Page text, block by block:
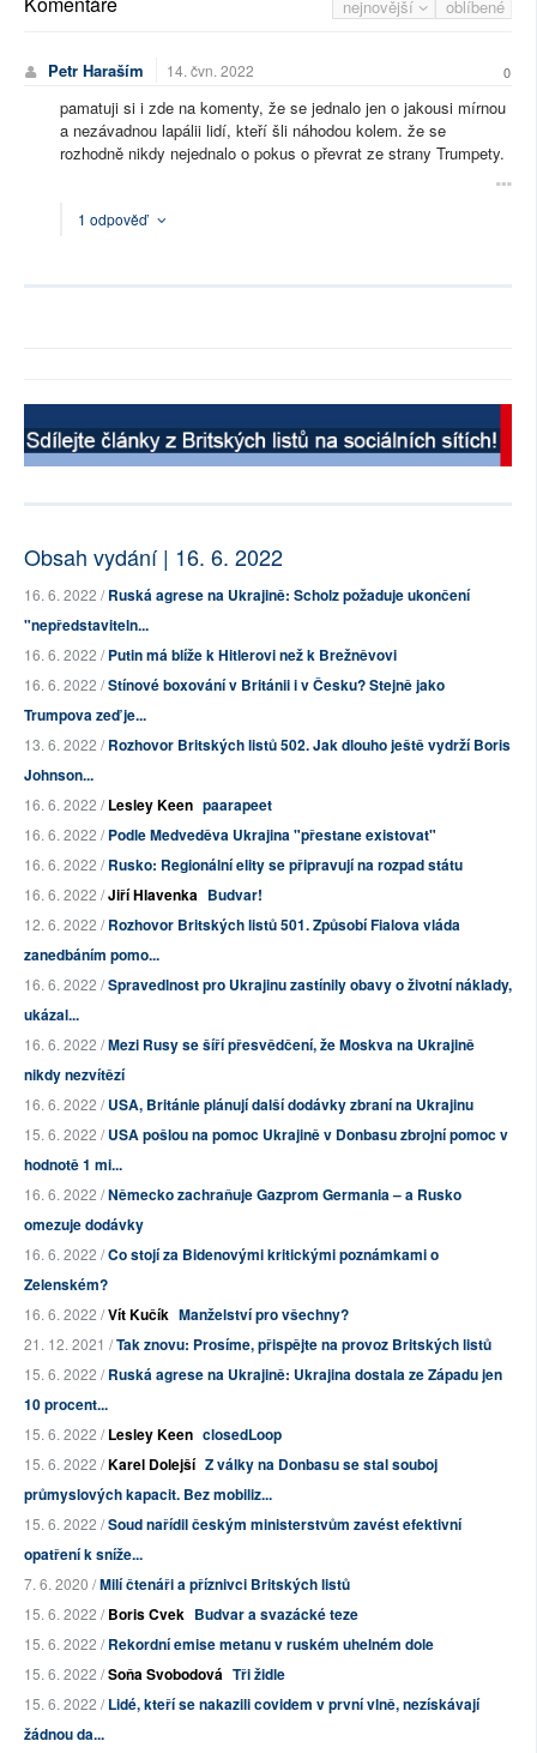
nejnovější oblíbené
Petr Haraším 14. čvn. 2022 0
pamatuji si i zde na komenty, že se jednalo jen o jakousi mírnou
a nezávadnou lapálii lidí, kteří šli náhodou kolem. že se
rozhodně nikdy nejednalo o pokus o převrat ze strany Trumpety.
1 odpověď
Obsah vydání | 16. 6. 2022
16. 6. 2022 /Ruská agrese na Ukrajině: Scholz požaduje ukončení
"nepředstaviteln...
16. 6. 2022 /Putin má blíže k Hitlerovi než k Brežněvovi
16. 6. 2022 /Stínové boxování v Británii i v Česku? Stejně jako
Trumpova zeď je...
13. 6. 2022 /Rozhovor Britských listů 502. Jak dlouho ještě vydrží Boris
Johnson...
16. 6. 2022 /Lesley Keen paarapeet
16. 6. 2022 /Podle Medveděva Ukrajina "přestane existovat"
16. 6. 2022 /Rusko: Regionální elity se připravují na rozpad státu
16. 6. 2022 /Jiří Hlavenka Budvar!
12. 6. 2022 /Rozhovor Britských listů 501. Způsobí Fialova vláda
zanedbáním pomo...
16. 6. 2022 /Spravedlnost pro Ukrajinu zastínily obavy o životní náklady,
ukázal...
16. 6. 2022 /Mezi Rusy se šíří přesvědčení, že Moskva na Ukrajině
nikdy nezvítězí
16. 6. 2022 /USA, Británie plánují další dodávky zbraní na Ukrajinu
15. 6. 2022 /USA pošlou na pomoc Ukrajině v Donbasu zbrojní pomoc v
hodnotě 1 mi...
16. 6. 2022 /Německo zachraňuje Gazprom Germania – a Rusko
omezuje dodávky
16. 6. 2022 /Co stojí za Bidenovými kritickými poznámkami o
Zelenském?
16. 6. 2022 /Vít Kučík Manželství pro všechny?
21. 12. 2021 /Tak znovu: Prosíme, přispějte na provoz Britských listů
15. 6. 2022 /Ruská agrese na Ukrajině: Ukrajina dostala ze Západu jen
10 procent...
15. 6. 2022 /Lesley Keen closedLoop
15. 6. 2022 /Karel Dolejší Z války na Donbasu se stal souboj
průmyslových kapacit. Bez mobiliz...
15. 6. 2022 /Soud nařídil českým ministerstvům zavést efektivní
opatření k sníže...
7. 6. 2020 /Milí čtenáři a příznivci Britských listů
15. 6. 2022 /Boris Cvek Budvar a svazácké teze
15. 6. 2022 /Rekordní emise metanu v ruském uhelném dole
15. 6. 2022 /Soňa Svobodová Tři židle
15. 6. 2022 /Lidé, kteří se nakazili covidem v první vlně, nezískávají
žádnou da...